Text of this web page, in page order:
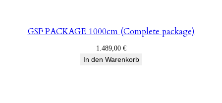
GSF PACKAGE 1000cm (Complete package)
1.489,00 €
In den Warenkorb